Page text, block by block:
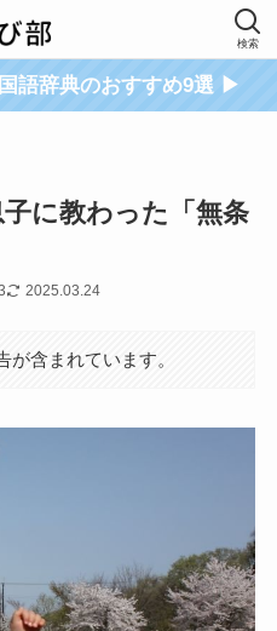
検索
語辞典のおすすめ9選 ▶
に教わった「無条
2025.03.24
が含まれています。